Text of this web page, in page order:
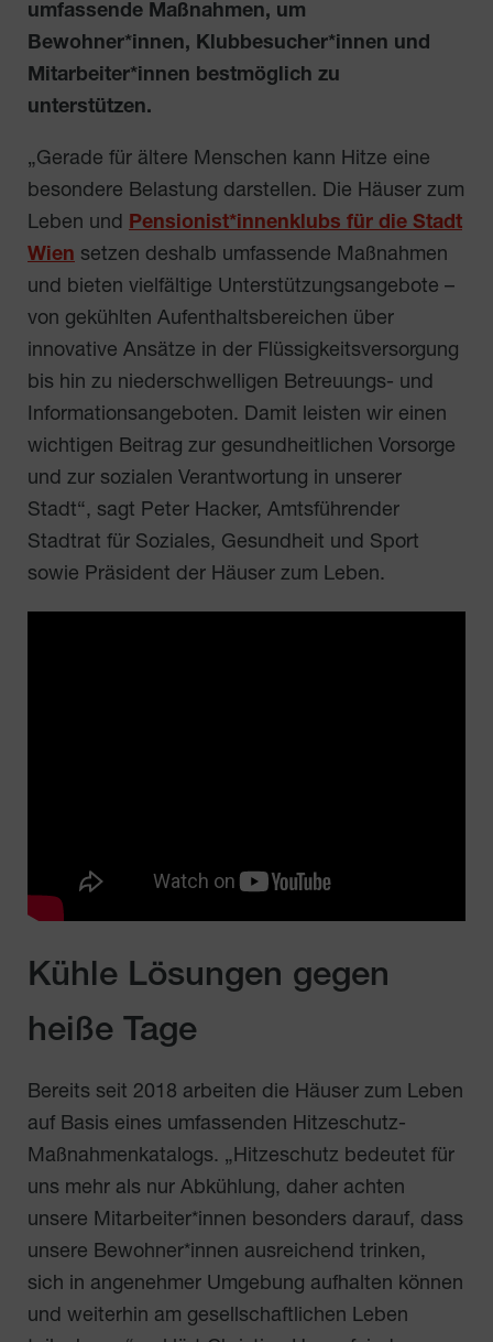
umfassende Maßnahmen, um
Bewohner*innen, Klubbesucher*innen und
Mitarbeiter*innen bestmöglich zu
unterstützen.
„Gerade für ältere Menschen kann Hitze eine
besondere Belastung darstellen. Die Häuser zum
Leben und Pensionist*innenklubs für die Stadt
Wien setzen deshalb umfassende Maßnahmen
und bieten vielfältige Unterstützungsangebote –
von gekühlten Aufenthaltsbereichen über
innovative Ansätze in der Flüssigkeitsversorgung
bis hin zu niederschwelligen Betreuungs- und
Informationsangeboten. Damit leisten wir einen
wichtigen Beitrag zur gesundheitlichen Vorsorge
und zur sozialen Verantwortung in unserer
Stadt“, sagt Peter Hacker, Amtsführender
Stadtrat für Soziales, Gesundheit und Sport
sowie Präsident der Häuser zum Leben.
Kühle Lösungen gegen
heiße Tage
Bereits seit 2018 arbeiten die Häuser zum Leben
auf Basis eines umfassenden Hitzeschutz-
Maßnahmenkatalogs. „Hitzeschutz bedeutet für
uns mehr als nur Abkühlung, daher achten
unsere Mitarbeiter*innen besonders darauf, dass
unsere Bewohner*innen ausreichend trinken,
sich in angenehmer Umgebung aufhalten können
und weiterhin am gesellschaftlichen Leben